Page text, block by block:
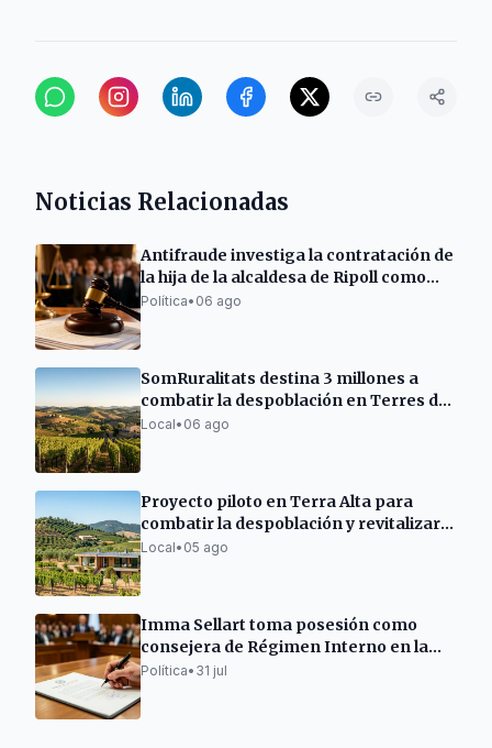
Noticias Relacionadas
Antifraude investiga la contratación de
la hija de la alcaldesa de Ripoll como
policía
Política• 06 ago
SomRuralitats destina 3 millones a
combatir la despoblación en Terres de
l'Ebre
Local• 06 ago
Proyecto piloto en Terra Alta para
combatir la despoblación y revitalizar
el mundo rural
Local• 05 ago
Imma Sellart toma posesión como
consejera de Régimen Interno en la
Noguera
Política• 31 jul